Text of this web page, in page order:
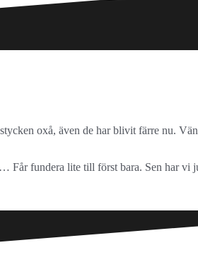
oxå, även de har blivit färre nu.
Får fundera lite till först bara. Sen har